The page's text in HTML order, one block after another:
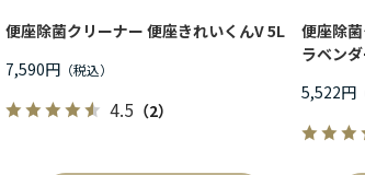
便座除菌クリーナー 便座きれいくんV 5L
7,590円
4.5 （2）
便座除
ラベン
5,522円